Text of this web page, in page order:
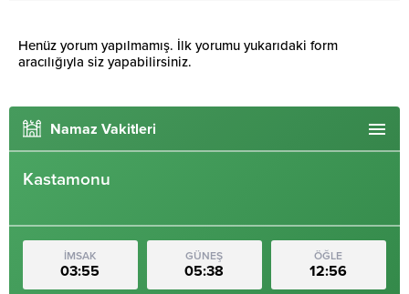
Henüz yorum yapılmamış. İlk yorumu yukarıdaki form
aracılığıyla siz yapabilirsiniz.
Namaz Vakitleri
Kastamonu
İMSAK
03:55
GÜNEŞ
05:38
ÖĞLE
12:56